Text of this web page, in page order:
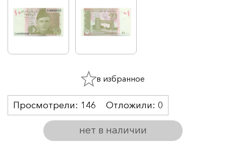
нет в наличии
Просмотрели: 146 Отложили: 0
в избранное